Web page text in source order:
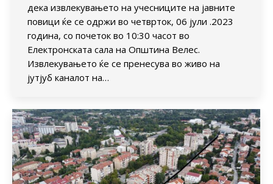
дека извлекувањето на учесниците на јавните
повици ќе се одржи во четврток, 06 јули .2023
година, со почеток во 10:30 часот во
Електронската сала на Општина Велес.
Извлекувањето ќе се пренесува во живо на
јутјуб каналот на…